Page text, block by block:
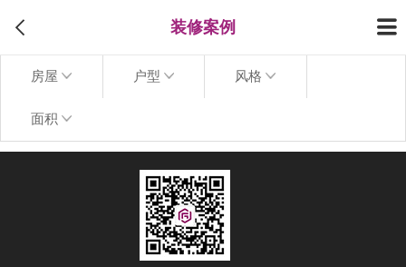
装修案例
房屋 户型 风格
面积